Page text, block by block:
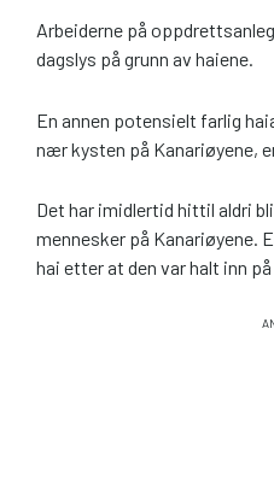
Arbeiderne på
dagslys på grunn av haiene.
En annen potensielt farlig
nær kysten på Kanariøyene,
Det har imidlertid hittil aldri
mennesker på Kanariøyene.
hai etter at den var halt inn